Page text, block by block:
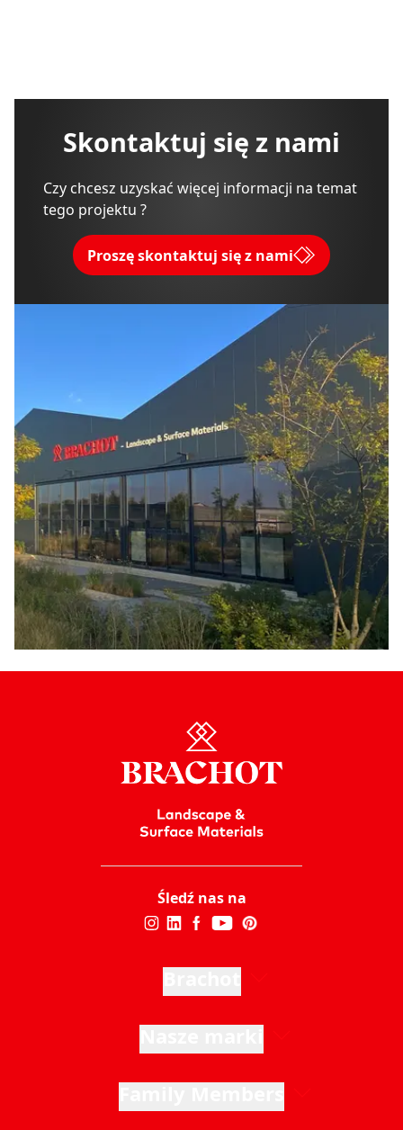
Skontaktuj się z nami
Czy chcesz uzyskać więcej informacji na temat
tego projektu ?
Proszę skontaktuj się z nami
Śledź nas na